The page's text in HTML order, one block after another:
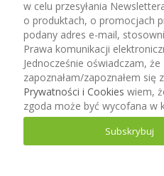
r
y
b
u
j
n
a
s
z
e
w celu przesyłania
o produktach, o promocjach
podany adres e-mail,
Prawa komunikacji
Jednocześnie oświadczam, że
zapoznałam/zapoznałem się z
Prywatności i Cookies wiem,
zgoda może być wycofana w
Subskrybuj